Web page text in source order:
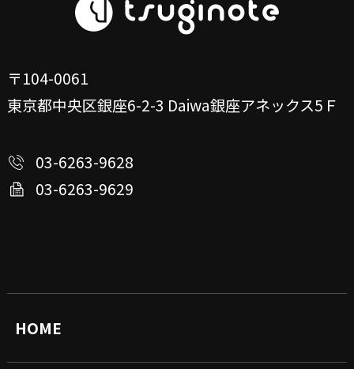
〒104-0061
東京都中央区銀座6-2-3 Daiwa銀座アネックス5Ｆ
03-6263-9628
03-6263-9629
HOME